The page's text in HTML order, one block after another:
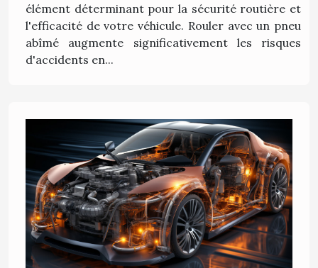
élément déterminant pour la sécurité routière et
l'efficacité de votre véhicule. Rouler avec un pneu
abîmé augmente significativement les risques
d'accidents en...